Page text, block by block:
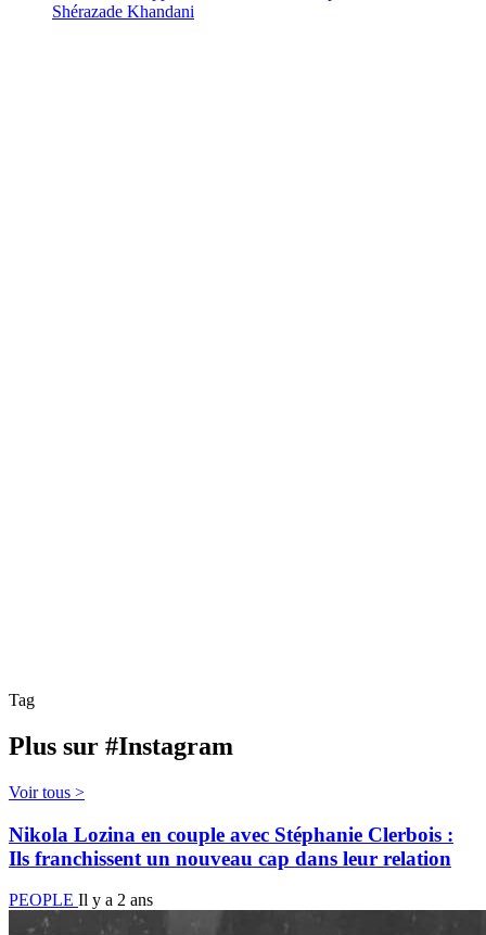
Shérazade Khandani
Tag
Plus sur #Instagram
Voir tous >
Nikola Lozina en couple avec Stéphanie Clerbois :
Ils franchissent un nouveau cap dans leur relation
PEOPLE Il y a 2 ans